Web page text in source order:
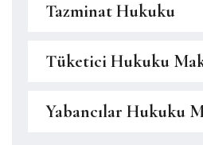
Tazminat Hukuku
Tüketici Hukuku
Yabancılar Hukuku